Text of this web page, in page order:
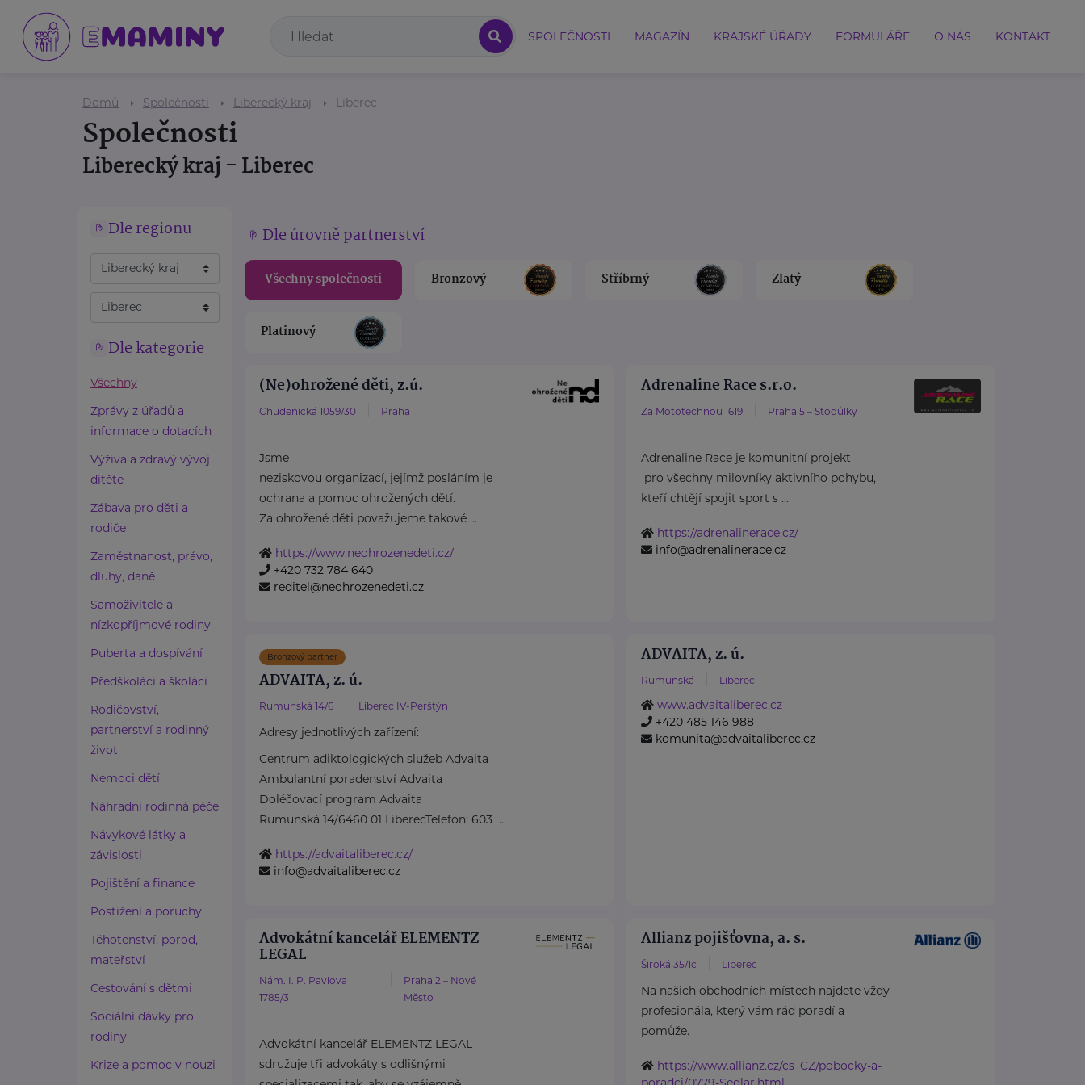
SPOLEČNOSTI MAGAZÍN KRAJSKÉ ÚŘADY FORMULÁŘE O NÁS KONTAKT
Domů Společnosti Liberecký kraj Liberec
Společnosti
Liberecký kraj - Liberec
Dle regionu
Dle kategorie
Všechny
Zprávy z úřadů a
informace o dotacích
Výživa a zdravý vývoj
dítěte
Zábava pro děti a
rodiče
Zaměstnanost, právo,
dluhy, daně
Samoživitelé a
nízkopříjmové rodiny
Puberta a dospívání
Předškoláci a školáci
Rodičovství,
partnerství a rodinný
život
Nemoci dětí
Náhradní rodinná péče
Návykové látky a
závislosti
Pojištění a finance
Postižení a poruchy
Těhotenství, porod,
mateřství
Cestování s dětmi
Sociální dávky pro
rodiny
Krize a pomoc v nouzi
Dle úrovně partnerství
Všechny společnosti Bronzový Stříbrný Zlatý
Platinový
(Ne)ohrožené děti, z.ú.
Chudenická 1059/30 Praha
Jsme
neziskovou organizací, jejímž posláním je
ochrana a pomoc ohrožených dětí.
Za ohrožené děti považujeme takové ...
https://www.neohrozenedeti.cz/
+420 732 784 640
reditel@neohrozenedeti.cz
Adrenaline Race s.r.o.
Za Mototechnou 1619 Praha 5 – Stodůlky
Adrenaline Race je komunitní projekt
pro všechny milovníky aktivního pohybu,
kteří chtějí spojit sport s ...
https://adrenalinerace.cz/
info@adrenalinerace.cz
Bronzový partner
ADVAITA, z. ú.
Rumunská 14/6 Liberec IV-Perštýn
Adresy jednotlivých zařízení:
Centrum adiktologických služeb Advaita
Ambulantní poradenství Advaita
Doléčovací program Advaita
Rumunská 14/6460 01 LiberecTelefon: 603 ...
https://advaitaliberec.cz/
info@advaitaliberec.cz
ADVAITA, z. ú.
Rumunská Liberec
www.advaitaliberec.cz
+420 485 146 988
komunita@advaitaliberec.cz
Advokátní kancelář ELEMENTZ
LEGAL
Nám. I. P. Pavlova
1785/3
Praha 2 – Nové
Město
Advokátní kancelář ELEMENTZ LEGAL
sdružuje tři advokáty s odlišnými
Allianz pojišťovna, a. s.
Široká 35/1c Liberec
Na našich obchodních místech najdete vždy
profesionála, který vám rád poradí a
pomůže.
https://www.allianz.cz/cs_CZ/pobocky-a-